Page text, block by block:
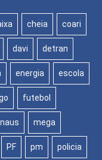
cheia coari
davi detran
energia escola
futebol
mega
PF pm policia